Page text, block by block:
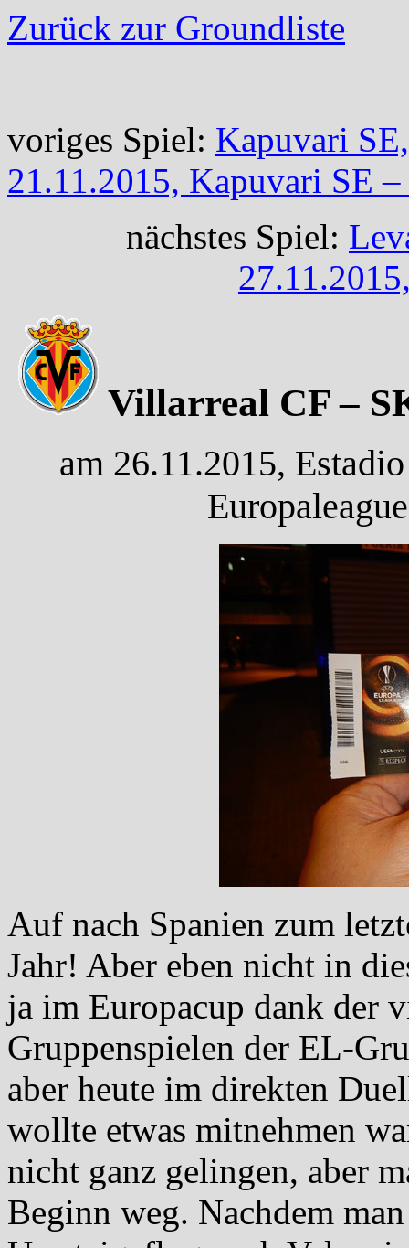
Zurück zur Groundliste
voriges Spiel: Kapuvari
21.11.2015, Kapuvari SE
nächstes Spiel:
Villarreal CF –
am 26.11.2015,
Auf nach Spanien zum
Jahr! Aber eben nicht in
ja im Europacup dank der
Gruppenspielen der EL-
aber heute im direkten
wollte etwas mitnehmen
nicht ganz gelingen, aber
Beginn weg. Nachdem